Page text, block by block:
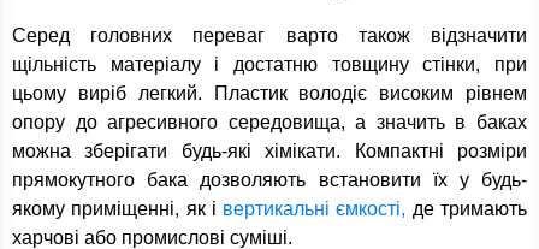
Серед головних переваг варто також відзначити
щільність матеріалу і достатню товщину стінки, при
цьому виріб легкий. Пластик володіє високим рівнем
опору до агресивного середовища, а значить в баках
можна зберігати будь-які хімікати. Компактні розміри
прямокутного бака дозволяють встановити їх у будь-
якому приміщенні, як і вертикальні ємкості, де тримають
харчові або промислові суміші.